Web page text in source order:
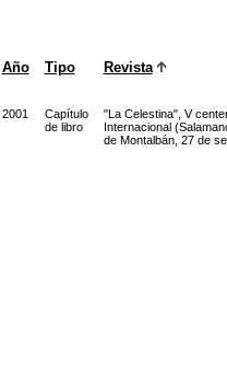
Año Tipo Revista
2001
Capítulo
de libro
"La Celestina", V
Internacional
de Montalbán, 27 de